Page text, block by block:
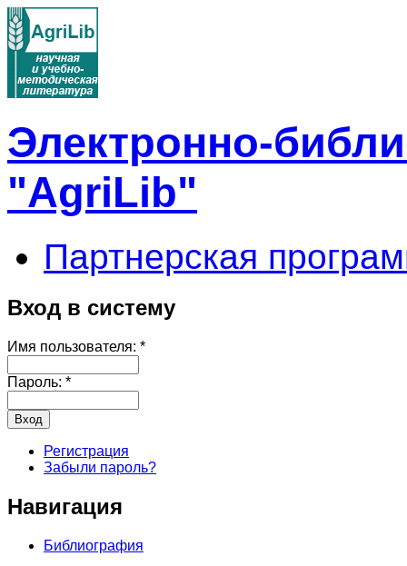
Электронно-
"AgriLib"
Партнерская
Вход в систему
Имя пользователя: *
Пароль: *
Регистрация
Забыли пароль?
Навигация
Библиография